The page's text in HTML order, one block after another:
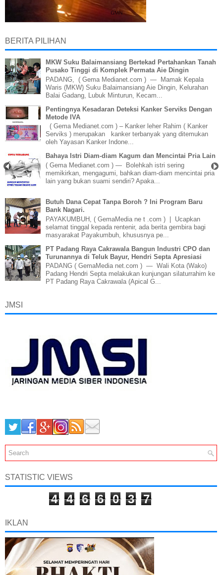
BERITA PILIHAN
MKW Suku Balaimansiang Bertekad Pertahankan Tanah
Pusako Tinggi di Komplek Permata Aie Dingin
PADANG, ( Gema Medianet.com ) — Mamak Kepala
Waris (MKW) Suku Balaimansiang Aie Dingin, Kelurahan
Balai Gadang, Lubuk Minturun, Kecam...
Pentingnya Kesadaran Deteksi Kanker Serviks Dengan
Metode IVA
( Gema Medianet.com ) – Kanker leher Rahim ( Kanker
Serviks ) merupakan kanker terbanyak yang ditemukan
oleh Yayasan Kanker Indone...
Bahaya Istri Diam-diam Kagum dan Mencintai Pria Lain
( Gema Medianet.com ) — Bolehkah istri sering
memikirkan, mengagumi, bahkan diam-diam mencintai pria
lain yang bukan suami sendiri? Apaka...
Butuh Dana Cepat Tanpa Boroh ? Ini Program Baru
Bank Nagari.
PAYAKUMBUH, ( GemaMedia ne t .com ) | Ucapkan
selamat tinggal kepada rentenir, ada berita gembira bagi
masyarakat Payakumbuh, khususnya pe...
PT Padang Raya Cakrawala Bangun Industri CPO dan
Turunannya di Teluk Bayur, Hendri Septa Apresiasi
PADANG ( GemaMedia net.com ) — Wali Kota (Wako)
Padang Hendri Septa melakukan kunjungan silaturrahim ke
PT Padang Raya Cakrawala (Apical G...
JMSI
STATISTIC VIEWS
4 4 6 6 0 3 7
IKLAN